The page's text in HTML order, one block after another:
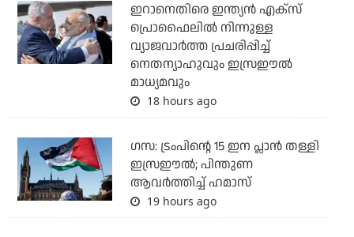
ഇറാനെതിരെ ഇന്ത്യന്‍ എക്‌സ്
പ്രൊഫൈലില്‍ നിന്നുള്ള
വ്യാജവാര്‍ത്ത പ്രചരിപ്പിച്ച്
നെതന്യാഹുവും ഇസ്രഈല്‍
മാധ്യമവും
18 hours ago
ഗസ: ട്രംപിന്റെ 15 ഇന പ്ലാന്‍ തള്ളി
ഇസ്രഈല്‍; പിന്തുണ
ആവര്‍ത്തിച്ച് ഹമാസ്
19 hours ago